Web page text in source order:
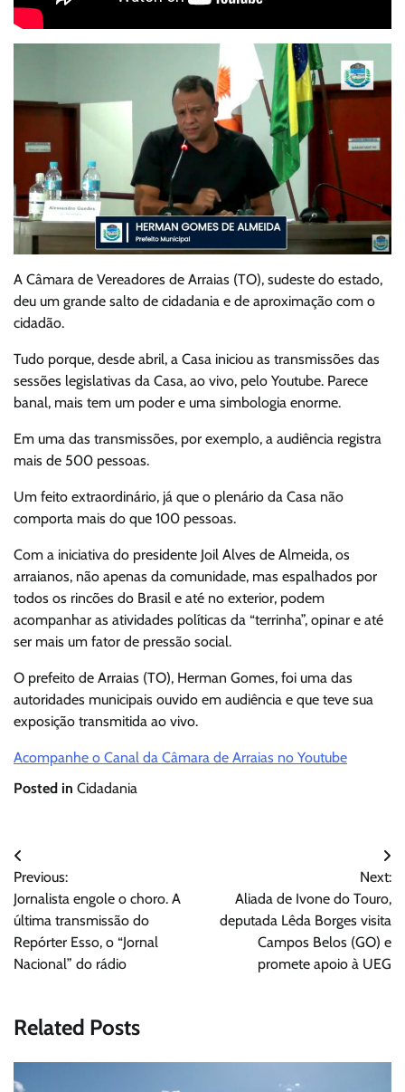
A Câmara de Vereadores de Arraias (TO), sudeste do estado,
deu um grande salto de cidadania e de aproximação com o
cidadão.
Tudo porque, desde abril, a Casa iniciou as transmissões das
sessões legislativas da Casa, ao vivo, pelo Youtube. Parece
banal, mais tem um poder e uma simbologia enorme.
Em uma das transmissões, por exemplo, a audiência registra
mais de 500 pessoas.
Um feito extraordinário, já que o plenário da Casa não
comporta mais do que 100 pessoas.
Com a iniciativa do presidente Joil Alves de Almeida, os
arraianos, não apenas da comunidade, mas espalhados por
todos os rincões do Brasil e até no exterior, podem
acompanhar as atividades políticas da “terrinha”, opinar e até
ser mais um fator de pressão social.
O prefeito de Arraias (TO), Herman Gomes, foi uma das
autoridades municipais ouvido em audiência e que teve sua
exposição transmitida ao vivo.
Acompanhe o Canal da Câmara de Arraias no Youtube
Posted in Cidadania
Navegação
de
Post
Previous:
Jornalista engole o choro. A
última transmissão do
Repórter Esso, o “Jornal
Nacional” do rádio
Next:
Aliada de Ivone do Touro,
deputada Lêda Borges visita
Campos Belos (GO) e
promete apoio à UEG
Related Posts